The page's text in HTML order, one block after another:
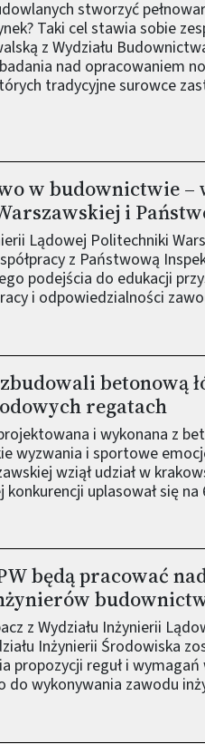
stworzyć
Taki cel stawia sobie
z Wydziału
nad opracowaniem
tradycyjne surowce
w budownictwie –
i
Lądowej Politechniki
z Państwową
podejścia do edukacji
i odpowiedzialności
betonową
regatach
i wykonana z
wyzwania i sportowe
wziął udział w
uplasował się na
będą pracować
z Wydziału Inżynierii
Inżynierii Środowiska
propozycji reguł i wymagań
do wykonywania zawodu